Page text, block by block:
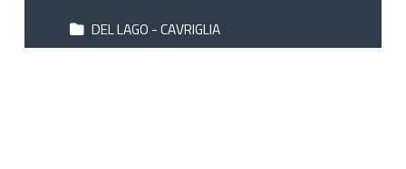
DEL LAGO - CAVRIGLIA